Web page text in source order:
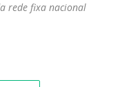
rede fixa nacional